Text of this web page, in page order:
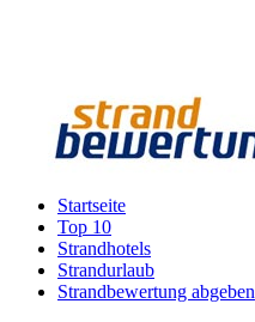
Startseite
Top 10
Strandhotels
Strandurlaub
Strandbewertung abgeben